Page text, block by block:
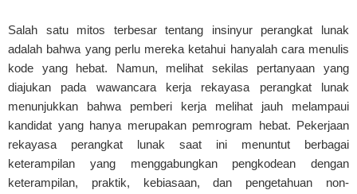
Salah satu mitos terbesar tentang insinyur perangkat lunak
adalah bahwa yang perlu mereka ketahui hanyalah cara menulis
kode yang hebat. Namun, melihat sekilas pertanyaan yang
diajukan pada wawancara kerja rekayasa perangkat lunak
menunjukkan bahwa pemberi kerja melihat jauh melampaui
kandidat yang hanya merupakan pemrogram hebat. Pekerjaan
rekayasa perangkat lunak saat ini menuntut berbagai
keterampilan yang menggabungkan pengkodean dengan
keterampilan, praktik, kebiasaan, dan pengetahuan non-